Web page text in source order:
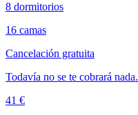
8 dormitorios
16 camas
Cancelación gratuita
Todavía no se te cobrará nada.
41 €